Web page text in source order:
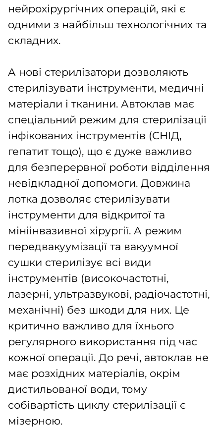
нейрохірургічних операцій, які є
одними з найбільш технологічних та
складних.
А нові стерилізатори дозволяють
стерилізувати інструменти, медичні
матеріали і тканини. Автоклав має
спеціальний режим для стерилізації
інфікованих інструментів (СНІД,
гепатит тощо), що є дуже важливо
для безперервної роботи відділення
невідкладної допомоги. Довжина
лотка дозволяє стерилізувати
інструменти для відкритої та
мініінвазивної хірургії. А режим
передвакуумізації та вакуумної
сушки стерилізує всі види
інструментів (високочастотні,
лазерні, ультразвукові, радіочастотні,
механічні) без шкоди для них. Це
критично важливо для їхнього
регулярного використання під час
кожної операції. До речі, автоклав не
має розхідних матеріалів, окрім
дистильованої води, тому
собівартість циклу стерилізації є
мізерною.